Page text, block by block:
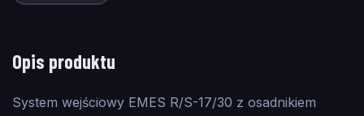
Opis produktu
System wejściowy EMES R/S-17/30 z osadnikiem